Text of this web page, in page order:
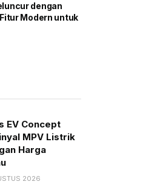
dengan
Modern untuk
EV Concept
MPV Listrik
Harga
2026